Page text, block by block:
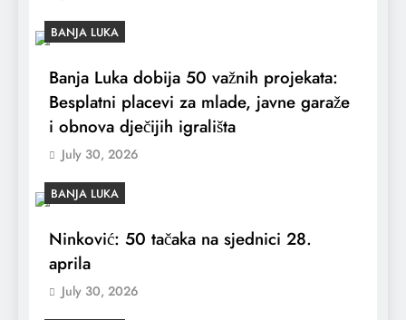
BANJA LUKA
Banja Luka dobija 50 važnih projekata:
Besplatni placevi za mlade, javne garaže
i obnova dječijih igrališta
July 30, 2026
BANJA LUKA
Ninković: 50 tačaka na sjednici 28.
aprila
July 30, 2026